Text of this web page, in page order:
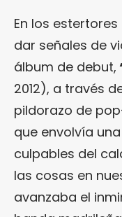
En los estertores
dar señales de
álbum de debut,
2012), a través
pildorazo de
que envolvía
culpables del
las cosas en
avanzaba el